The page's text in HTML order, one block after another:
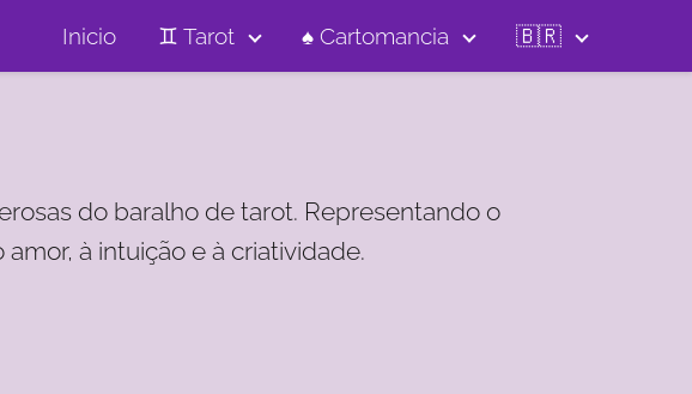
Inicio ♊️ Tarot ♠️ Cartomancia 🇧🇷
do baralho de tarot. Representando o
à intuição e à criatividade.